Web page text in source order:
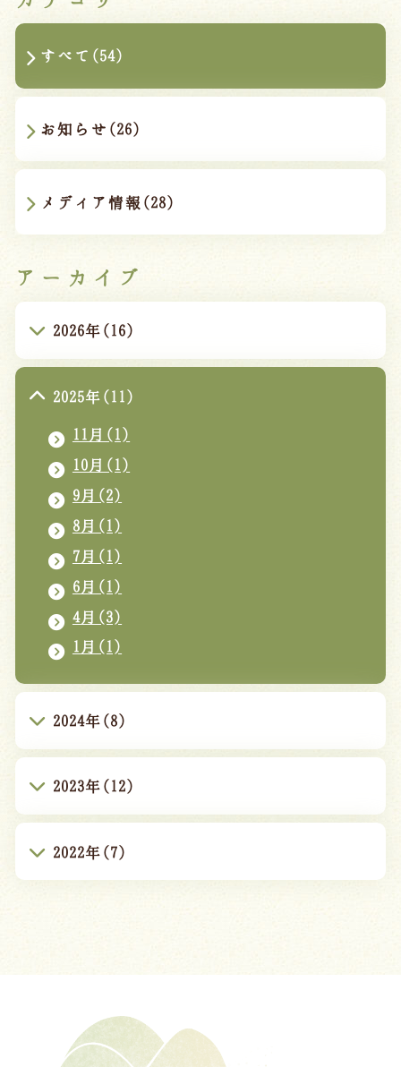
すべて(54)
お知らせ(26)
メディア情報(28)
アーカイブ
2026年(16)
2025年(11)
11月(1)
10月(1)
9月(2)
8月(1)
7月(1)
6月(1)
4月(3)
1月(1)
2024年(8)
2023年(12)
2022年(7)